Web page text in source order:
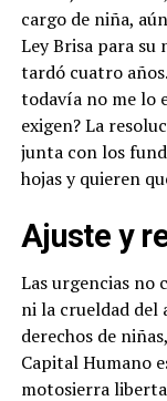
cargo de niña,
Ley Brisa para
tardó cuatro
todavía no me lo
exigen? La
junta con los
hojas y quieren
Ajuste y
Las urgencias no
ni la crueldad del
derechos de
Capital Humano
motosierra